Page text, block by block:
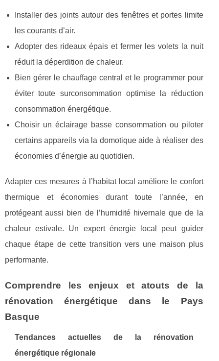
Installer des joints autour des fenêtres et portes limite
les courants d’air.
Adopter des rideaux épais et fermer les volets la nuit
réduit la déperdition de chaleur.
Bien gérer le chauffage central et le programmer pour
éviter toute surconsommation optimise la réduction
consommation énergétique.
Choisir un éclairage basse consommation ou piloter
certains appareils via la domotique aide à réaliser des
économies d’énergie au quotidien.
Adapter ces mesures à l’habitat local améliore le confort
thermique et économies durant toute l’année, en
protégeant aussi bien de l’humidité hivernale que de la
chaleur estivale. Un expert énergie local peut guider
chaque étape de cette transition vers une maison plus
performante.
Comprendre les enjeux et atouts de la
rénovation énergétique dans le Pays
Basque
Tendances actuelles de la rénovation
énergétique régionale